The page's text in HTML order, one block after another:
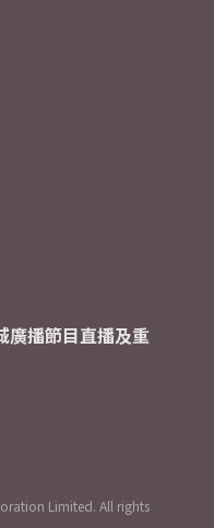
廣播節目直播及重
Limited. All rights